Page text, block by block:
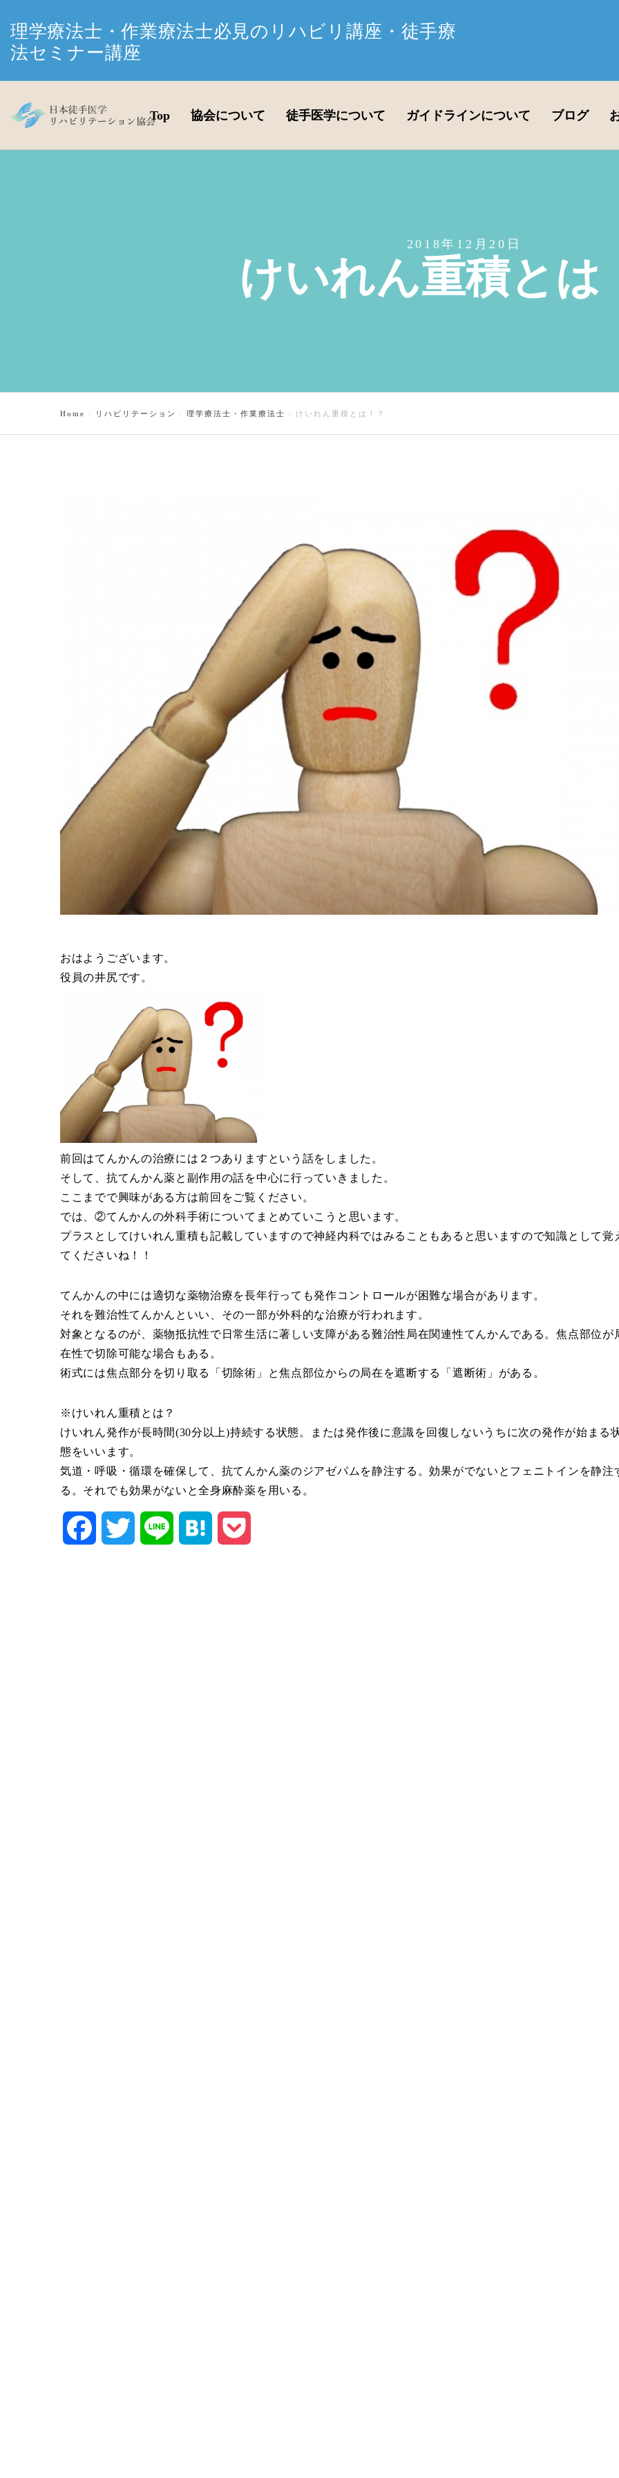
理学療法士・作業療法士必見のリハビリ講座・徒手療
法セミナー講座
Top 協会について 徒手医学について ガイドラインについて ブログ
2018年12月20日
けいれん重積とは
Home リハビリテーション 理学療法士・作業療法士 けいれん重積とは！？
おはようございます。
役員の井尻です。
前回はてんかんの治療には２つありますという話をしました。
そして、抗てんかん薬と副作用の話を中心に行っていきました。
ここまでで興味がある方は前回をご覧ください。
では、②てんかんの外科手術についてまとめていこうと思います。
プラスとしてけいれん重積も記載していますので神経内科ではみることもあると思いますので知識として覚
てくださいね！！
てんかんの中には適切な薬物治療を長年行っても発作コントロールが困難な場合があります。
それを難治性てんかんといい、その一部が外科的な治療が行われます。
対象となるのが、薬物抵抗性で日常生活に著しい支障がある難治性局在関連性てんかんである。焦点部位が
在性で切除可能な場合もある。
術式には焦点部分を切り取る「切除術」と焦点部位からの局在を遮断する「遮断術」がある。
※けいれん重積とは？
けいれん発作が長時間(30分以上)持続する状態。または発作後に意識を回復しないうちに次の発作が始まる
態をいいます。
気道・呼吸・循環を確保して、抗てんかん薬のジアゼパムを静注する。効果がでないとフェニトインを静注
る。それでも効果がないと全身麻酔薬を用いる。
Facebook Twitter Line Hatena